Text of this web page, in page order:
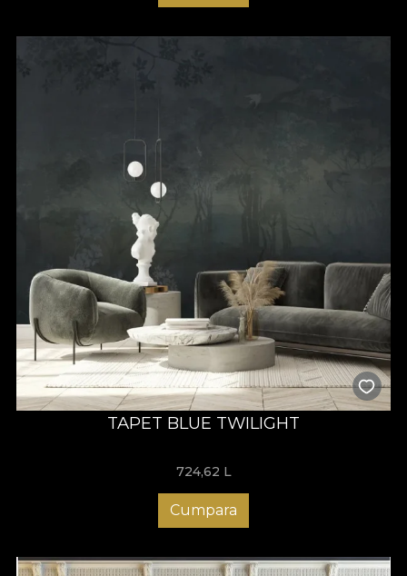
TAPET BLUE TWILIGHT
724,62 L
Cumpara